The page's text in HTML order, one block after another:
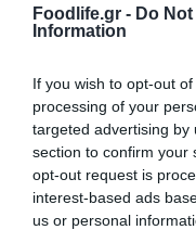
Foodlife.gr - Do
Information
If you wish to opt-out
processing of your
targeted advertising by
section to confirm your
opt-out request is
interest-based ads
us or personal
χωρίς
Ακολουθήστε το
Newsκαι μάθετε